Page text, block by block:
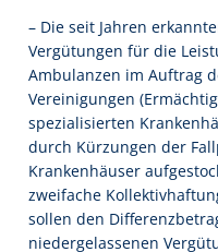
– Die seit Jahren
Vergütungen für die
Ambulanzen im Auftrag
Vereinigungen
spezialisierten
durch Kürzungen der
Krankenhäuser
zweifache
sollen den
niedergelassenen